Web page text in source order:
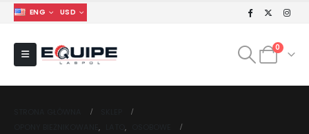
ENG USD
0
, ,